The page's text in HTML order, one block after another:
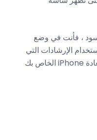
، فأنت في وضع
الإرشادات التي
تظهر على الشاشة في iTunes لاستعادة iPhone الخاص بك